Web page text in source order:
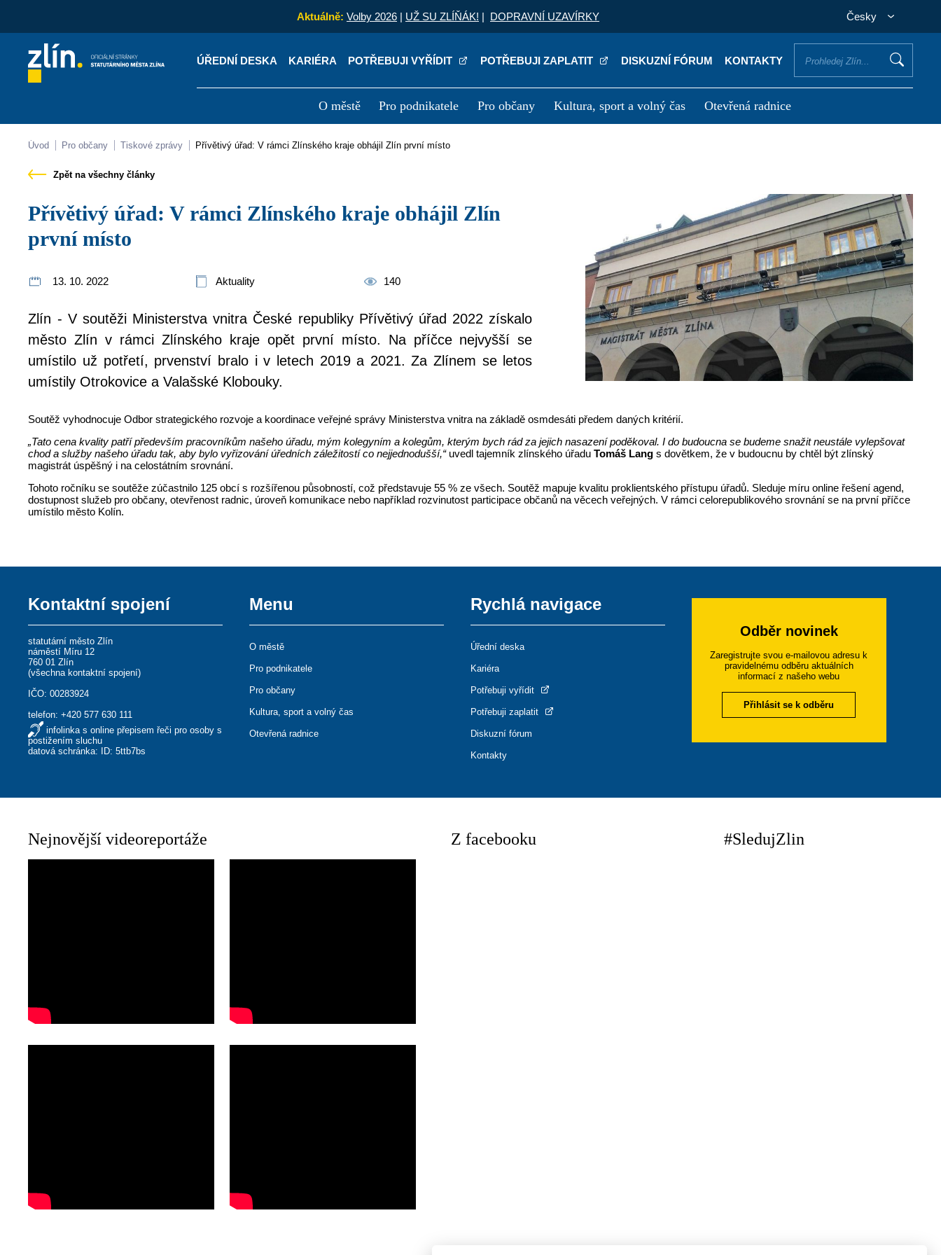
Aktuálně: Volby 2026 | UŽ SU ZLÍŇÁK! | DOPRAVNÍ UZAVÍRKY Česky
ÚŘEDNÍ DESKA KARIÉRA POTŘEBUJI VYŘÍDIT POTŘEBUJI ZAPLATIT DISKUZNÍ FÓRUM KONTAKTY
O městě Pro podnikatele Pro občany Kultura, sport a volný čas Otevřená radnice
Kontakty Úřední deska
Úvod Pro občany Tiskové zprávy Přívětivý úřad: V rámci Zlínského kraje obhájil Zlín první místo
Zpět na všechny články
Přívětivý úřad: V rámci Zlínského kraje obhájil Zlín
první místo
13. 10. 2022 Aktuality 140
Zlín - V soutěži Ministerstva vnitra České republiky Přívětivý úřad 2022 získalo
město Zlín v rámci Zlínského kraje opět první místo. Na příčce nejvyšší se
umístilo už potřetí, prvenství bralo i v letech 2019 a 2021. Za Zlínem se letos
umístily Otrokovice a Valašské Klobouky.
Soutěž vyhodnocuje Odbor strategického rozvoje a koordinace veřejné správy Ministerstva vnitra na základě osmdesáti předem daných kritérií.
„Tato cena kvality patří především pracovníkům našeho úřadu, mým kolegyním a kolegům, kterým bych rád za jejich nasazení poděkoval. I do budoucna se budeme snažit neustále vylepšovat
chod a služby našeho úřadu tak, aby bylo vyřizování úředních záležitostí co nejjednodušší,“uvedl tajemník zlínského úřaduTomáš Lang s dovětkem, že v budoucnu by chtěl být zlínský
magistrát úspěšný i na celostátním srovnání.
Tohoto ročníku se soutěže zúčastnilo 125 obcí s rozšířenou působností, což představuje 55 % ze všech. Soutěž mapuje kvalitu proklientského přístupu úřadů. Sleduje míru online řešení agend,
dostupnost služeb pro občany, otevřenost radnic, úroveň komunikace nebo například rozvinutost participace občanů na věcech veřejných. V rámci celorepublikového srovnání se na první příčce
umístilo město Kolín.
Kontaktní spojení
statutární město Zlín
náměstí Míru 12
760 01 Zlín
(všechna kontaktní spojení)
IČO: 00283924
telefon:+420 577 630 111
infolinka s online přepisem řeči pro osoby s
postižením sluchu
datová schránka: ID: 5ttb7bs
Menu
O městě
Pro podnikatele
Pro občany
Kultura, sport a volný čas
Otevřená radnice
Rychlá navigace
Úřední deska
Kariéra
Potřebuji vyřídit
Potřebuji zaplatit
Diskuzní fórum
Kontakty
Odběr novinek
Zaregistrujte svou e-mailovou adresu k
pravidelnému odběru aktuálních
informací z našeho webu
Přihlásit se k odběru
Nejnovější videoreportáže Z facebooku #SledujZlin